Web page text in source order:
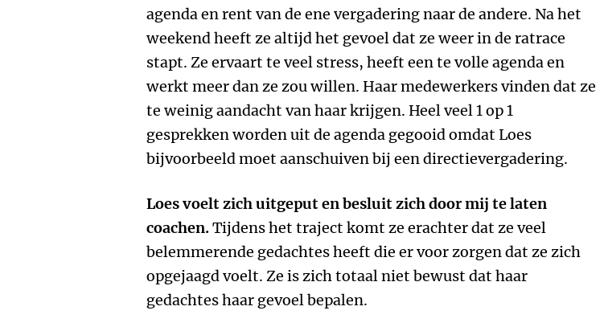
agenda en rent van de ene vergadering naar de andere. Na het
weekend heeft ze altijd het gevoel dat ze weer in de ratrace
stapt. Ze ervaart te veel stress, heeft een te volle agenda en
werkt meer dan ze zou willen. Haar medewerkers vinden dat ze
te weinig aandacht van haar krijgen. Heel veel 1 op 1
gesprekken worden uit de agenda gegooid omdat Loes
bijvoorbeeld moet aanschuiven bij een directievergadering.
Loes voelt zich uitgeput en besluit zich door mij te laten
coachen.Tijdens het traject komt ze erachter dat ze veel
belemmerende gedachtes heeft die er voor zorgen dat ze zich
opgejaagd voelt. Ze is zich totaal niet bewust dat haar
gedachtes haar gevoel bepalen.